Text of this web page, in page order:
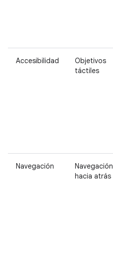
Accesibilidad
Objetivos
táctiles
Navegación
Navegación
hacia atrás